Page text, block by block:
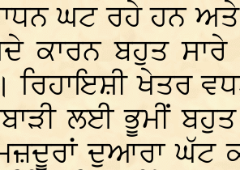
ਘਟ ਰਹੇ ਹਨ
ਕਾਰਨ ਬਹੁਤ
ਰਿਹਾਇਸ਼ੀ ਖੇਤਰ
ਲਈ ਭੂਮੀਂ
ਦੁਆਰਾ ਘੱਟ